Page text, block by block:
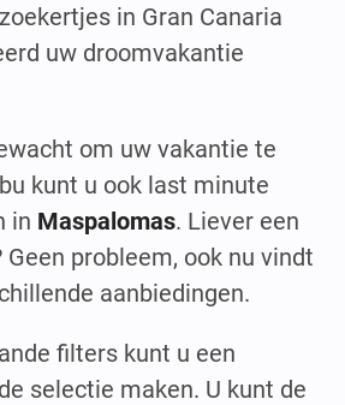
in Gran Canaria
uw droomvakantie
om uw vakantie te
kunt u ook last minute
in Maspalomas. Liever een
probleem, ook nu vindt
aanbiedingen.
filters kunt u een
selectie maken. U kunt de